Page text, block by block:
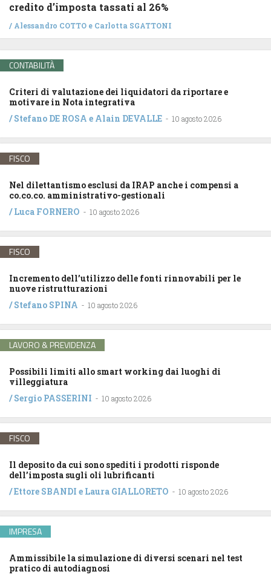
credito d’imposta tassati al 26%
/ Alessandro COTTO e Carlotta SGATTONI
CONTABILITÀ
Criteri di valutazione dei liquidatori da riportare e
motivare in Nota integrativa
/Stefano DE ROSA e Alain DEVALLE - 10 agosto 2026
FISCO
Nel dilettantismo esclusi da IRAP anche i compensi a
co.co.co. amministrativo-gestionali
/Luca FORNERO - 10 agosto 2026
FISCO
Incremento dell’utilizzo delle fonti rinnovabili per le
nuove ristrutturazioni
/Stefano SPINA - 10 agosto 2026
LAVORO & PREVIDENZA
Possibili limiti allo smart working dai luoghi di
villeggiatura
/Sergio PASSERINI - 10 agosto 2026
FISCO
Il deposito da cui sono spediti i prodotti risponde
dell’imposta sugli oli lubrificanti
/Ettore SBANDI e Laura GIALLORETO - 10 agosto 2026
IMPRESA
Ammissibile la simulazione di diversi scenari nel test
pratico di autodiagnosi